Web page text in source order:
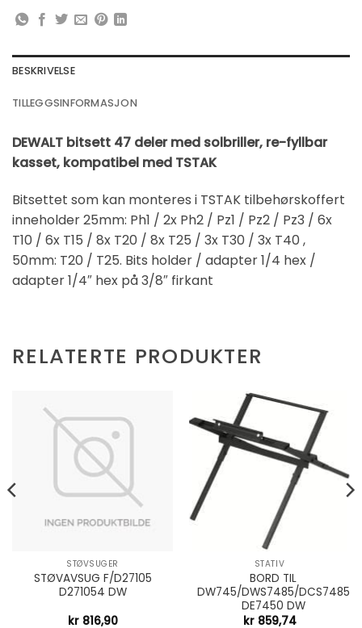
BESKRIVELSE
TILLEGGSINFORMASJON
DEWALT bitsett 47 deler med solbriller, re-fyllbar
kasset, kompatibel med TSTAK
Bitsettet som kan monteres i TSTAK tilbehørskoffert
inneholder 25mm: Ph1 / 2x Ph2 / Pz1 / Pz2 / Pz3 / 6x
T10 / 6x T15 / 8x T20 / 8x T25 / 3x T30 / 3x T40 ,
50mm: T20 / T25. Bits holder / adapter 1/4 hex /
adapter 1/4″ hex på 3/8″ firkant
RELATERTE PRODUKTER
STØVSUGER
STØVAVSUG F/D27105
D271054 DW
kr816,90
STATIV
BORD TIL
DW745/DWS7485/DCS7485
DE7450 DW
kr859,74